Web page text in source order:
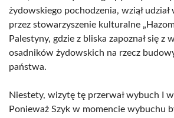
żydowskiego pochodzenia, wziął
przez stowarzyszenie kulturalne
Palestyny, gdzie z bliska zapoznał się z
osadników żydowskich na rzecz
państwa.
Niestety, wizytę tę przerwał wybuch I
Ponieważ Szyk w momencie wybuchu